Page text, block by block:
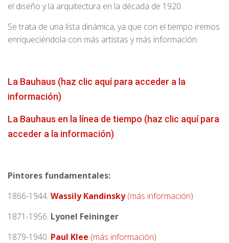
el diseño y la arquitectura en la década de 1920.
Se trata de una lista dinámica, ya que con el tiempo iremos
enriqueciéndola con más artistas y más información.
La Bauhaus (haz clic aquí para acceder a la
información)
La Bauhaus en la línea de tiempo (haz clic aquí para
acceder a la información)
Pintores fundamentales:
1866-1944. Wassily Kandinsky(más información)
1871-1956. Lyonel Feininger
1879-1940. Paul Klee (más información)